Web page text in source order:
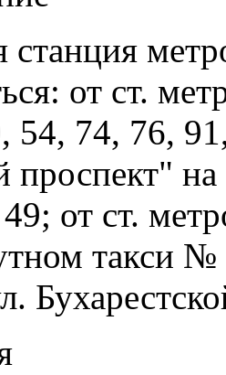
от ст.
74, 76,
проспект"
от ст.
такси №